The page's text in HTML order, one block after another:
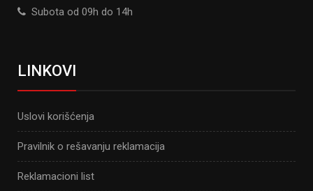
Subota od 09h do 14h
LINKOVI
Uslovi korišćenja
Pravilnik o rešavanju reklamacija
Reklamacioni list